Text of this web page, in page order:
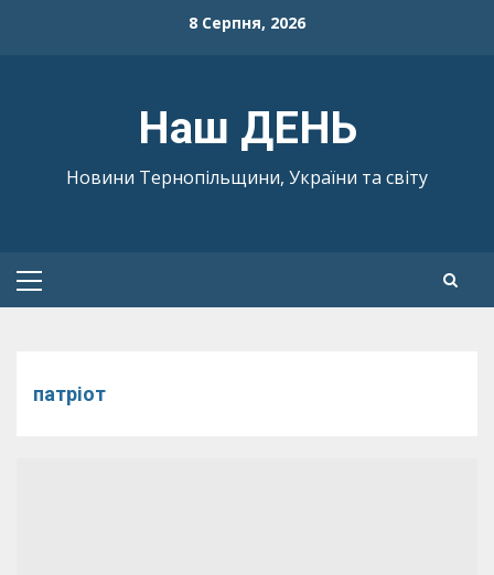
8 Серпня, 2026
Наш ДЕНЬ
Новини Тернопільщини, України та світу
Primary
патріот